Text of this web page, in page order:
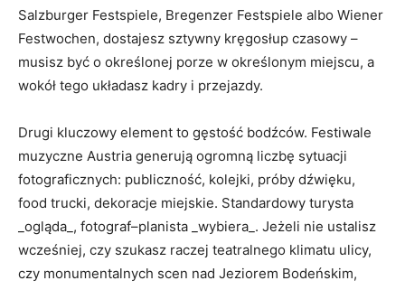
Salzburger Festspiele, Bregenzer Festspiele albo Wiener
Festwochen, dostajesz sztywny kręgosłup czasowy –
musisz być o określonej porze w określonym miejscu, a
wokół tego układasz kadry i przejazdy.
Drugi kluczowy element to gęstość bodźców. Festiwale
muzyczne Austria generują ogromną liczbę sytuacji
fotograficznych: publiczność, kolejki, próby dźwięku,
food trucki, dekoracje miejskie. Standardowy turysta
_ogląda_, fotograf–planista _wybiera_. Jeżeli nie ustalisz
wcześniej, czy szukasz raczej teatralnego klimatu ulicy,
czy monumentalnych scen nad Jeziorem Bodeńskim,